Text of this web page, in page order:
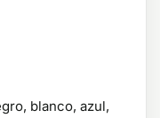
blanco, azul,